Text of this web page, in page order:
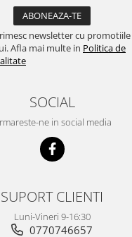
newsletter cu promotiile
Afla mai multe in Politica de
SOCIAL
ne in social media
SUPORT CLIENTI
Luni-Vineri 9-16:30
0770746657